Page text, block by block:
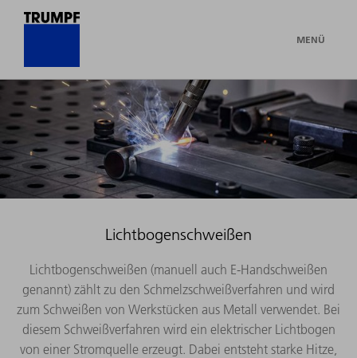
MENÜ
Lichtbogenschweißen
Lichtbogenschweißen (manuell auch E-Handschweißen
genannt) zählt zu den Schmelzschweißverfahren und wird
zum Schweißen von Werkstücken aus Metall verwendet. Bei
diesem Schweißverfahren wird ein elektrischer Lichtbogen
von einer Stromquelle erzeugt. Dabei entsteht starke Hitze,